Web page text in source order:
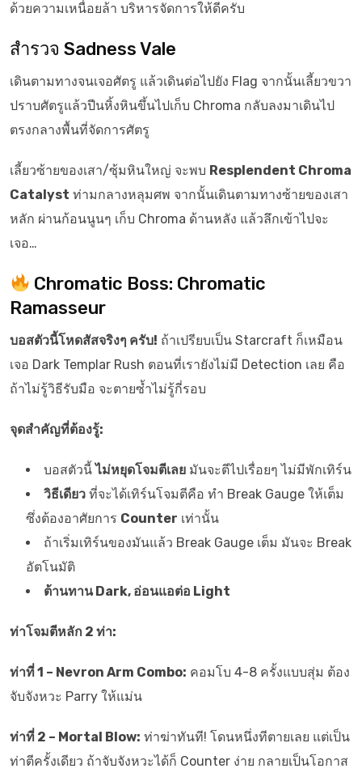
ด้วยความเหนื่อยล้า บริหารจัดการให้ดีครับ
สำรวจ Sadness Vale
เดินตามทางจนเจอศัตรู แล้วเดินต่อไปยัง Flag จากนั้นเลี้ยวขวา
ปราบศัตรูแล้วปีนหิ้งหินขึ้นไปเก็บ Chroma กลับลงมาเดินไป
ตรงกลางพื้นที่จัดการศัตรู
เลี้ยวซ้ายของเสา/ซุ้มหินใหญ่ จะพบ Resplendent Chroma
Catalyst ท่ามกลางหลุมศพ จากนั้นเดินตามทางซ้ายของเสา
หลัก ผ่านก้อนนูนๆ เก็บ Chroma ด้านหลัง แล้วลึกเข้าไปจะ
เจอ…
Chromatic Boss: Chromatic
Ramasseur
บอสตัวนี้โหดสัสจริงๆ ครับ! ถ้าเปรียบเป็น Starcraft ก็เหมือน
เจอ Dark Templar Rush ตอนที่เรายังไม่มี Detection เลย คือ
ถ้าไม่รู้วิธีรับมือ จะตายซ้ำไม่รู้กี่รอบ
จุดสำคัญที่ต้องรู้:
บอสตัวนี้ไม่หยุดโจมตีเลย มันจะตีไปเรื่อยๆ ไม่มีพักเทิร์น
วิธีเดียว ที่จะได้เทิร์นโจมตีคือ ทำ Break Gauge ให้เต็ม
ซึ่งต้องอาศัยการ Counter เท่านั้น
ถ้าเริ่มเทิร์นของมันแล้ว Break Gauge เต็ม มันจะ Break
อัตโนมัติ
ต้านทาน Dark, อ่อนแอต่อ Light
ท่าโจมตีหลัก 2 ท่า:
ท่าที่ 1 – Nevron Arm Combo: คอมโบ 4-8 ครั้งแบบสุ่ม ต้อง
จับจังหวะ Parry ให้แม่น
ท่าที่ 2 – Mortal Blow: ท่าฆ่าทันที! โดนหนึ่งทีตายเลย แต่เป็น
ท่าตีครั้งเดียว ถ้าจับจังหวะได้ก็ Counter ง่าย กลายเป็นโอกาส